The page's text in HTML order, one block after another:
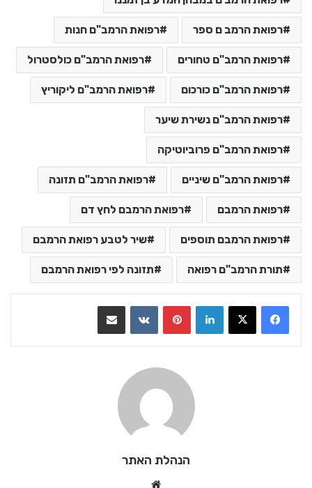
רפואת הרמב ם ספר רפואת הרמב"ם חנות
רפואת הרמב"ם טחורים רפואת הרמב"ם כולסטרול
רפואת הרמב"ם כורכום רפואת הרמב"ם ליקוריץ
רפואת הרמב"ם נשירת שיער
רפואת הרמב"ם פרוביוטיקה
רפואת הרמב"ם שיניים רפואת הרמב"ם תזונה
רפואת הרמבם רפואת הרמבם לחץ דם
רפואת הרמבם תוספים שיר לטבע רפואת הרמבם
תורת הרמב"ם רפואה תזונה לפי רפואת הרמבם
LinkedIn
Pinterest
VKontakteשתף בדואר אלקטרוני
הנהלת האתר